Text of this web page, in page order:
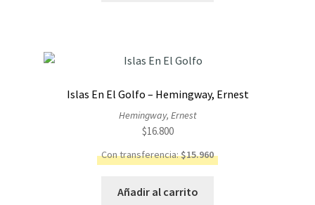
Islas En El Golfo – Hemingway, Ernest
Hemingway, Ernest
$16.800
Con transferencia:$15.960
Añadir al carrito